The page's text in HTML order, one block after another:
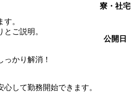
。
ご説明。
かり解消！
して勤務開始できます。
寮・社宅
公開日